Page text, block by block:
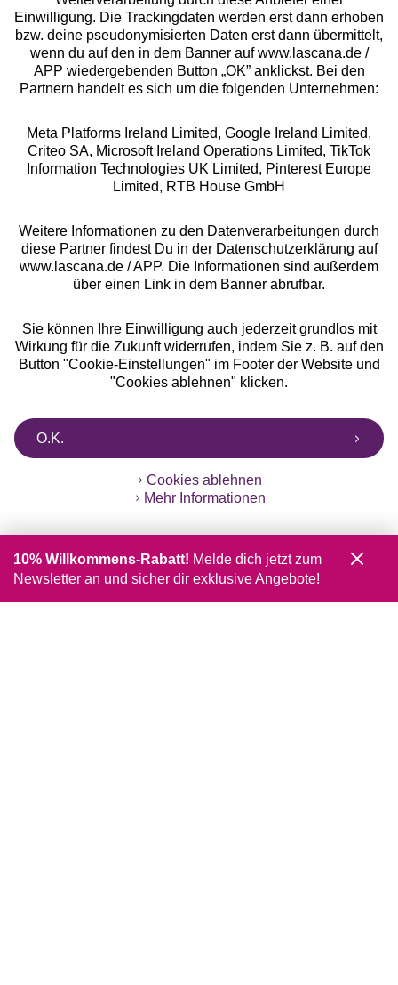
Rechtliches
Alle Preise inkl. MwSt., zzgl.
Versandkosten
** Bonität vorausgesetzt, berechtigt zur Bonitätsprüfung
Einwilligung. Die Trackingdaten werden erst dann erhoben
bzw. deine pseudonymisierten Daten erst dann übermittelt,
wenn du auf den in dem Banner auf www.lascana.de /
APP wiedergebenden Button „OK” anklickst. Bei den
Partnern handelt es sich um die folgenden Unternehmen:
Meta Platforms Ireland Limited, Google Ireland Limited,
Criteo SA, Microsoft Ireland Operations Limited, TikTok
Information Technologies UK Limited, Pinterest Europe
Limited, RTB House GmbH
Weitere Informationen zu den Datenverarbeitungen durch
diese Partner findest Du in der Datenschutzerklärung auf
www.lascana.de / APP. Die Informationen sind außerdem
über einen Link in dem Banner abrufbar.
Sie können Ihre Einwilligung auch jederzeit grundlos mit
Wirkung für die Zukunft widerrufen, indem Sie z. B. auf den
Button "Cookie-Einstellungen" im Footer der Website und
"Cookies ablehnen" klicken.
O.K.
Cookies ablehnen
Mehr Informationen
10% Willkommens-Rabatt! Melde dich jetzt zum
Newsletter an und sicher dir exklusive Angebote!